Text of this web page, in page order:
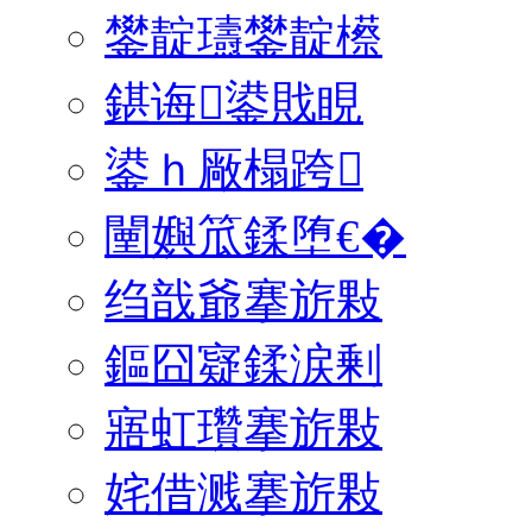
鐢靛瓙鐢靛櫒
鍖诲鍙戝睍
鍙ｈ厰榻跨
闉嬩笟鍒堕€�
绉戠爺搴旂敤
鏂囧寲鍒涙剰
寤虹瓚搴旂敤
姹借溅搴旂敤